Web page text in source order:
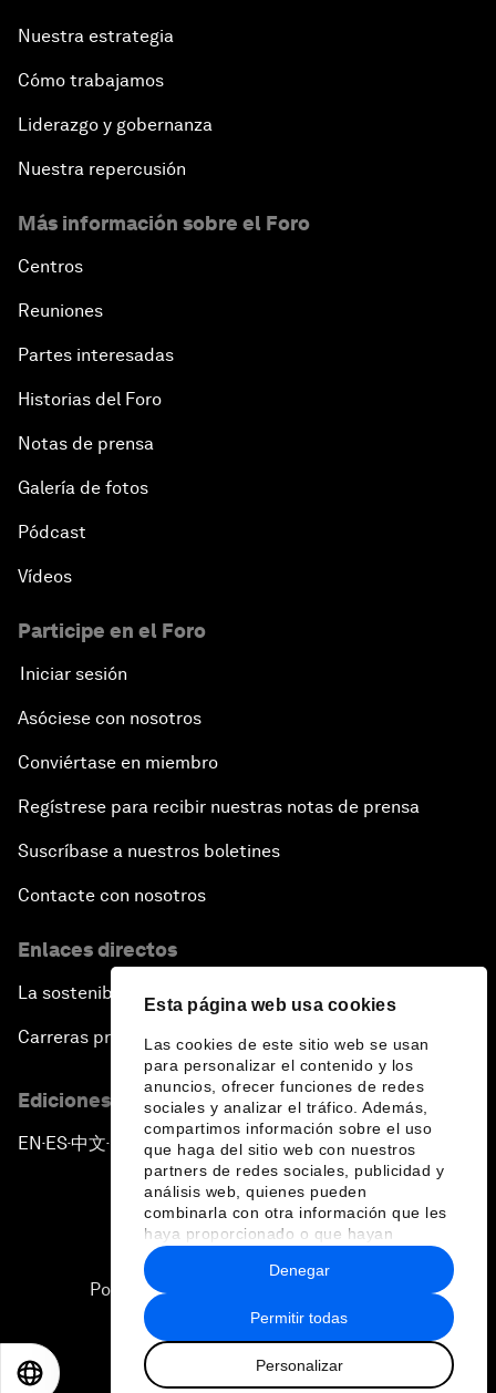
Esta página web usa cookies
Las cookies de este sitio web se usan
para personalizar el contenido y los
anuncios, ofrecer funciones de redes
sociales y analizar el tráfico. Además,
compartimos información sobre el uso
que haga del sitio web con nuestros
partners de redes sociales, publicidad y
análisis web, quienes pueden
combinarla con otra información que les
haya proporcionado o que hayan
recopilado a partir del uso que haya
hecho de sus servicios.
Permitir todas
Personalizar
Denegar
Nuestra estrategia
Cómo trabajamos
Liderazgo y gobernanza
Nuestra repercusión
Más información sobre el Foro
Centros
Reuniones
Partes interesadas
Historias del Foro
Notas de prensa
Galería de fotos
Pódcast
Vídeos
Participe en el Foro
Iniciar sesión
Asóciese con nosotros
Conviértase en miembro
Regístrese para recibir nuestras notas de prensa
Suscríbase a nuestros boletines
Contacte con nosotros
Enlaces directos
La sostenibilidad en el Foro
Carreras profesionales
Ediciones en otros idiomas
EN ▪ES▪中文▪ 日本語
Política de privacidad y normas de uso
Sitemap
2026 Foro Económico Mundial